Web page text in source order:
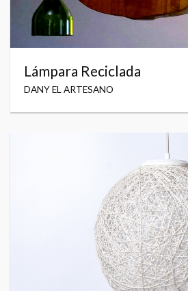
Lámpara Reciclada
DANY EL ARTESANO